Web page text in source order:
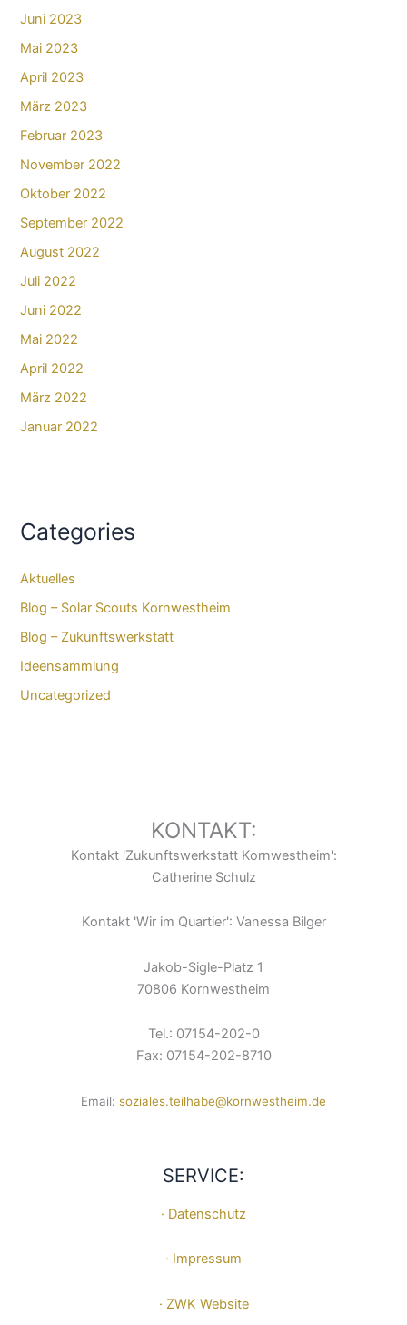
Juni 2023
Mai 2023
April 2023
März 2023
Februar 2023
November 2022
Oktober 2022
September 2022
August 2022
Juli 2022
Juni 2022
Mai 2022
April 2022
März 2022
Januar 2022
Categories
Aktuelles
Blog – Solar Scouts Kornwestheim​
Blog – Zukunftswerkstatt
Ideensammlung
Uncategorized
KONTAKT:
Kontakt 'Zukunftswerkstatt Kornwestheim':
Catherine Schulz
Kontakt 'Wir im Quartier': Vanessa Bilger
Jakob-Sigle-Platz 1
70806 Kornwestheim
Tel.: 07154-202-0
Fax: 07154-202-8710
Email: soziales.teilhabe@kornwestheim.de
SERVICE:
· Datenschutz
· Impressum
· ZWK Website